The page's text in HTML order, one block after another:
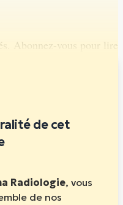
Abonnez-vous pour lire
de cet
Radiologie, vous
de nos